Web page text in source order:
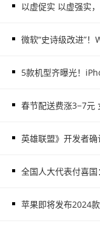
以虚促实 以虚强实
微软“史诗级改进”
5款机型齐曝光！
春节配送费涨3−7元
英雄联盟》开发者
全国人大代表付喜
苹果即将发布2024